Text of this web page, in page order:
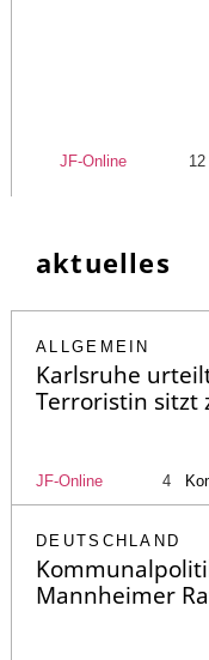
JF-Online 12
aktuelles
ALLGEMEIN
Karlsruhe
Terroristin sitzt
JF-Online 4
DEUTSCHLAND
Mannheimer